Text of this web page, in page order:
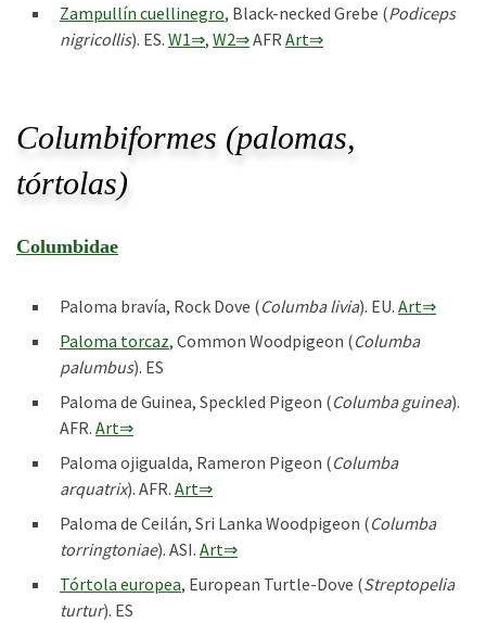
Zampullín cuellinegro, Black-necked Grebe (Podiceps
nigricollis). ES. W1⇒, W2⇒AFR Art⇒
Columbiformes (palomas,
tórtolas)
Columbidae
Paloma bravía, Rock Dove (Columba livia). EU. Art⇒
Paloma torcaz, Common Woodpigeon (Columba
palumbus). ES
Paloma de Guinea, Speckled Pigeon (Columba guinea).
AFR. Art⇒
Paloma ojigualda, Rameron Pigeon (Columba
arquatrix). AFR. Art⇒
Paloma de Ceilán, Sri Lanka Woodpigeon (Columba
torringtoniae). ASI. Art⇒
Tórtola europea, European Turtle-Dove (Streptopelia
turtur). ES